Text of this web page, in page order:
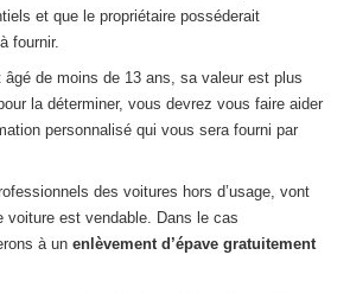
et que le propriétaire posséderait
fournir.
âgé de moins de 13 ans, sa valeur est plus
la déterminer, vous devrez vous faire aider
personnalisé qui vous sera fourni par
des voitures hors d’usage, vont
voiture est vendable. Dans le cas
à un enlèvement d’épave gratuitement